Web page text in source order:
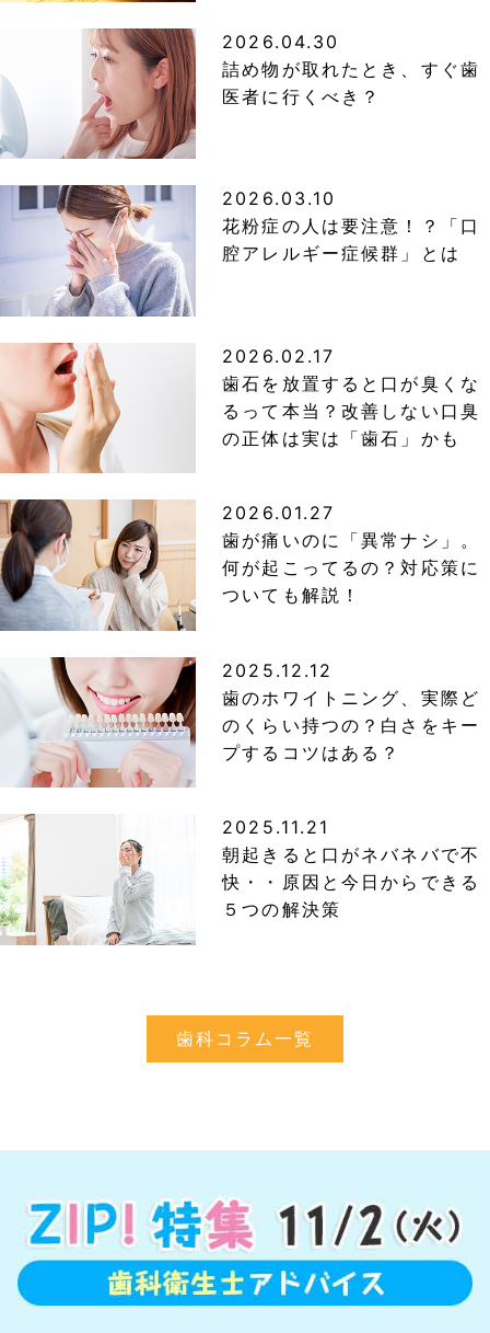
2026.04.30
詰め物が取れたとき、すぐ歯
医者に行くべき？
2026.03.10
花粉症の人は要注意！？「口
腔アレルギー症候群」とは
2026.02.17
歯石を放置すると口が臭くな
るって本当？改善しない口臭
の正体は実は「歯石」かも
2026.01.27
歯が痛いのに「異常ナシ」。
何が起こってるの？対応策に
ついても解説！
2025.12.12
歯のホワイトニング、実際ど
のくらい持つの？白さをキー
プするコツはある？
2025.11.21
朝起きると口がネバネバで不
快・・原因と今日からできる
５つの解決策
歯科コラム一覧